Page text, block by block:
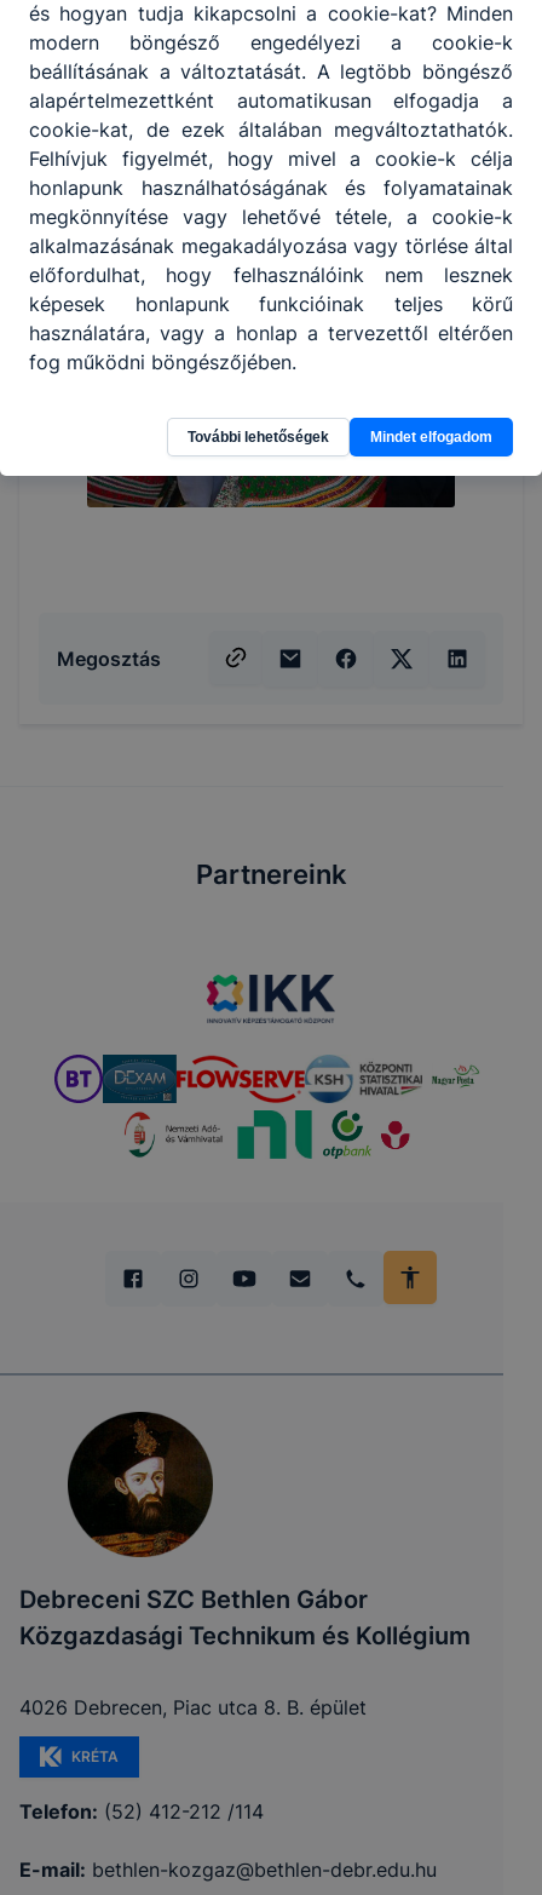
Megosztás
Partnereink
Debreceni SZC Bethlen Gábor
Közgazdasági Technikum és Kollégium
4026 Debrecen, Piac utca 8. B. épület
KRÉTA
Telefon: (52) 412-212 /114
E-mail: bethlen-kozgaz@bethlen-debr.edu.hu
és hogyan tudja kikapcsolni a cookie-kat? Minden
modern böngésző engedélyezi a cookie-k
beállításának a változtatását. A legtöbb böngésző
alapértelmezettként automatikusan elfogadja a
cookie-kat, de ezek általában megváltoztathatók.
Felhívjuk figyelmét, hogy mivel a cookie-k célja
honlapunk használhatóságának és folyamatainak
megkönnyítése vagy lehetővé tétele, a cookie-k
alkalmazásának megakadályozása vagy törlése által
előfordulhat, hogy felhasználóink nem lesznek
képesek honlapunk funkcióinak teljes körű
használatára, vagy a honlap a tervezettől eltérően
fog működni böngészőjében.
További lehetőségek Mindet elfogadom